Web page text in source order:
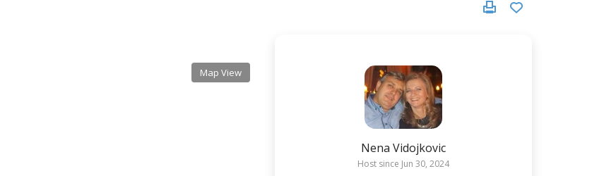
Nena Vidojkovic
Host since Jun 30, 2024
Map View